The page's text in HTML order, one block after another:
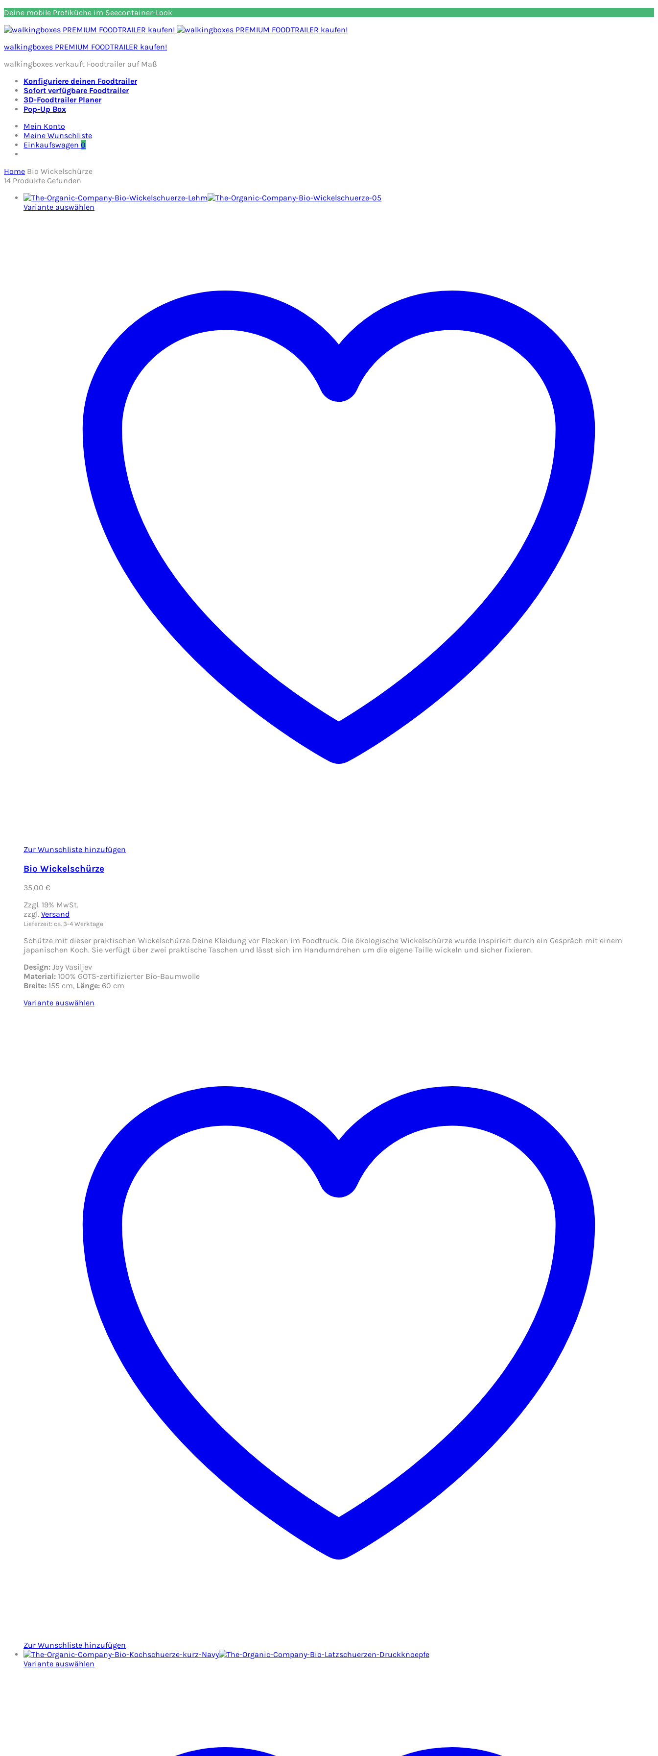
Deine mobile Profiküche im Seecontainer-Look
walkingboxes PREMIUM FOODTRAILER kaufen!
walkingboxes verkauft Foodtrailer auf Maß
Konfiguriere deinen Foodtrailer
Sofort verfügbare Foodtrailer
3D-Foodtrailer Planer
Pop-Up Box
Mein Konto
Meine Wunschliste
Einkaufswagen 0
Home Bio Wickelschürze
14 Produkte Gefunden
Variante auswählen
Zur Wunschliste hinzufügen
Bio Wickelschürze
35,00 €
Zzgl. 19% MwSt.
zzgl. Versand
Lieferzeit: ca. 3-4 Werktage
Schütze mit dieser praktischen Wickelschürze Deine Kleidung vor Flecken im Foodtruck. Die ökologische Wickelschürze wurde inspiriert durch ein Gespräch mit einem
japanischen Koch. Sie verfügt über zwei praktische Taschen und lässt sich im Handumdrehen um die eigene Taille wickeln und sicher fixieren.
Design: Joy Vasiljev
Material: 100% GOTS-zertifizierter Bio-Baumwolle
Breite: 155 cm, Länge: 60 cm
Variante auswählen
Zur Wunschliste hinzufügen
Variante auswählen